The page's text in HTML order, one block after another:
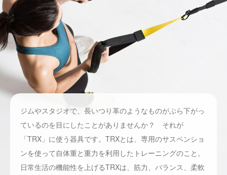
ジムやスタジオで、長いつり革のようなものがぶら下がっ
ているのを目にしたことがありませんか？ それが
「TRX」に使う器具です。TRXとは、専用のサスペンショ
ンを使って自体重と重力を利用したトレーニングのこと。
日常生活の機能性を上げるTRXは、筋力、バランス、柔軟